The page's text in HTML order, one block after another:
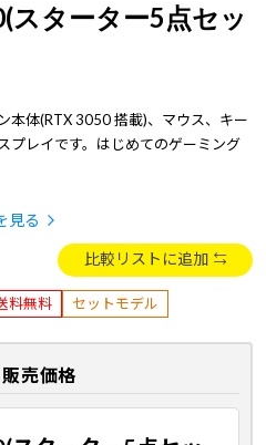
スターター5点セッ
本体(RTX 3050 搭載)、マウス、キー
プレイです。はじめてのゲーミング
見る
比較リストに追加
料無料 セットモデル
売価格